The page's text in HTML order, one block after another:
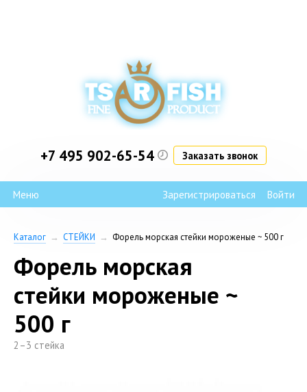
+7 495 902-65-54 Заказать звонок
Войти
Зарегистрироваться
Каталог → СТЕЙКИ → Форель морская стейки мороженые ~ 500 г
Форель морская
стейки мороженые ~
500 г
2–3 стейка